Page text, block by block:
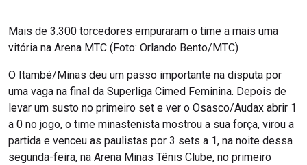
Mais de 3.300 torcedores empuraram o time a mais uma
vitória na Arena MTC (Foto: Orlando Bento/MTC)
O Itambé/Minas deu um passo importante na disputa por
uma vaga na final da Superliga Cimed Feminina. Depois de
levar um susto no primeiro set e ver o Osasco/Audax abrir 1
a 0 no jogo, o time minastenista mostrou a sua força, virou a
partida e venceu as paulistas por 3 sets a 1, na noite dessa
segunda-feira, na Arena Minas Tênis Clube, no primeiro